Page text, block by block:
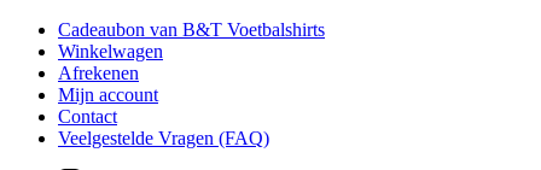
naar
inhoud
Cadeaubon van B&T Voetbalshirts
Winkelwagen
Afrekenen
Mijn account
Contact
Veelgestelde Vragen (FAQ)